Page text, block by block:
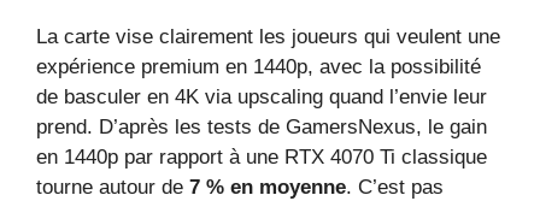
La carte vise clairement les joueurs qui veulent une
expérience premium en 1440p, avec la possibilité
de basculer en 4K via upscaling quand l’envie leur
prend. D’après les tests de GamersNexus, le gain
en 1440p par rapport à une RTX 4070 Ti classique
tourne autour de 7 % en moyenne. C’est pas